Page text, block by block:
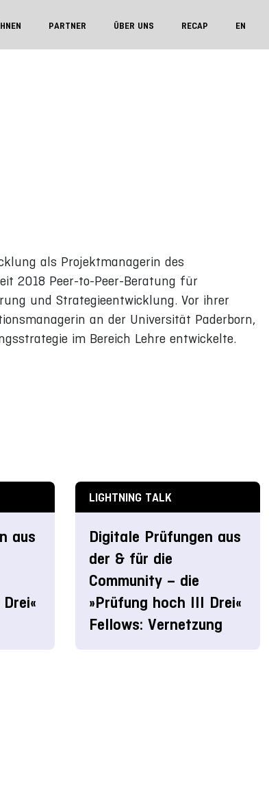
PARTNER ÜBER UNS RECAP EN
als Projektmanagerin des
2018 Peer-to-Peer-Beratung für
und Strategieentwicklung. Vor ihrer
an der Universität Paderborn,
im Bereich Lehre entwickelte.
aus
LIGHTNING TALK
Digitale Prüfungen aus
der & für die
Community – die
»Prüfung hoch III Drei«
Fellows: Vernetzung